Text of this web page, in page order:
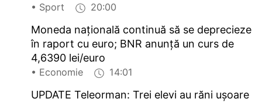
• Sport 20:00
Moneda națională continuă să se deprecieze
în raport cu euro; BNR anunță un curs de
4,6390 lei/euro
• Economie 14:01
UPDATE Teleorman: Trei elevi au răni ușoare